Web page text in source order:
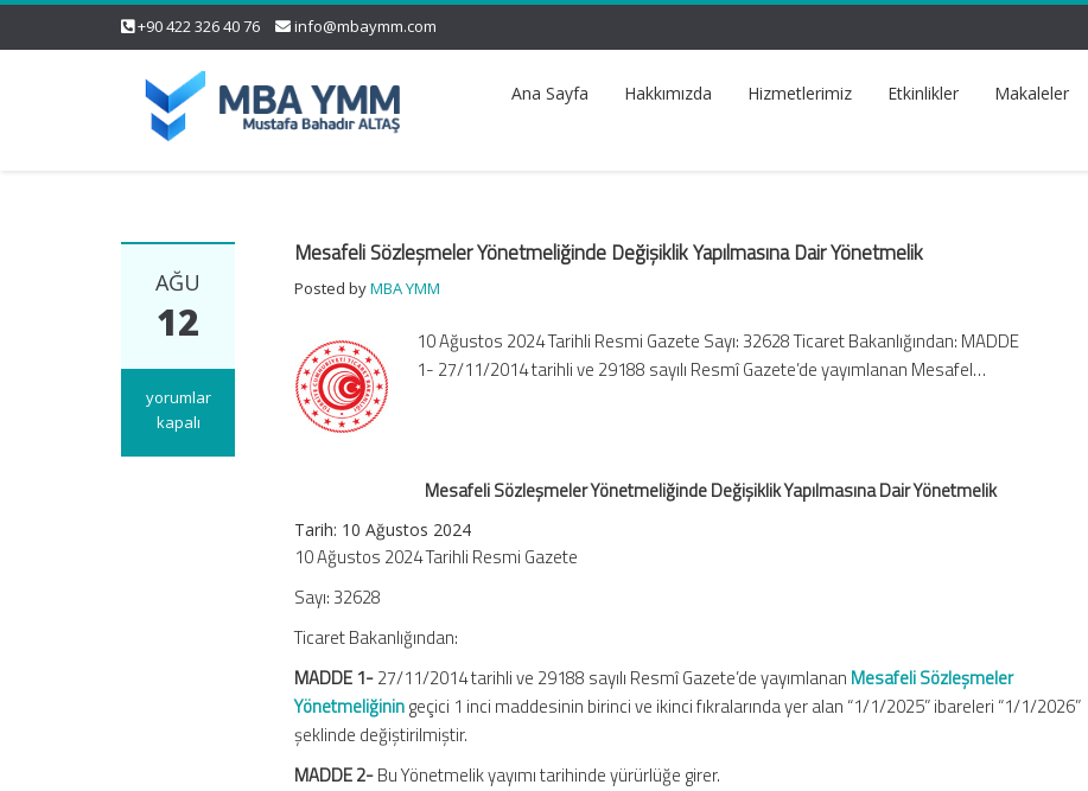
+90 422 326 40 76 info@mbaymm.com
Ana Sayfa Hakkımızda Hizmetlerimiz Etkinlikler Makaleler
AĞU
12
Mesafeli
Sözleşmeler
yorumlar
kapalı
Mesafeli Sözleşmeler Yönetmeliğinde Değişiklik Yapılmasına Dair Yönetmelik
Posted byMBA YMM
10 Ağustos 2024 Tarihli Resmi Gazete Sayı: 32628 Ticaret Bakanlığından: MADDE
1- 27/11/2014 tarihli ve 29188 sayılı Resmî Gazete’de yayımlanan Mesafel…
Mesafeli Sözleşmeler Yönetmeliğinde Değişiklik Yapılmasına Dair Yönetmelik
Tarih: 10 Ağustos 2024
10 Ağustos 2024 Tarihli Resmi Gazete
Sayı: 32628
Ticaret Bakanlığından:
MADDE 1-27/11/2014 tarihli ve 29188 sayılı Resmî Gazete’de yayımlanan Mesafeli Sözleşmeler
Yönetmeliğiningeçici 1 inci maddesinin birinci ve ikinci fıkralarında yer alan “1/1/2025” ibareleri “1/1/2026”
şeklinde değiştirilmiştir.
MADDE 2-Bu Yönetmelik yayımı tarihinde yürürlüğe girer.